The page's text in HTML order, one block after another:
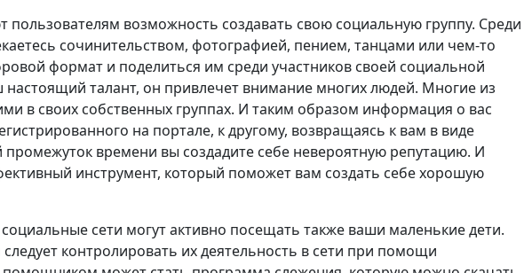
возможность создавать свою социальную группу. Среди
сочинительством, фотографией, пением, танцами или чем-то
формат и поделиться им среди участников своей социальной
талант, он привлечет внимание многих людей. Многие из
в своих собственных группах. И таким образом информация о вас
на портале, к другому, возвращаясь к вам в виде
промежуток времени вы создадите себе невероятную репутацию. И
инструмент, который поможет вам создать себе хорошую
сети могут активно посещать также ваши маленькие дети.
контролировать их деятельность в сети при помощи